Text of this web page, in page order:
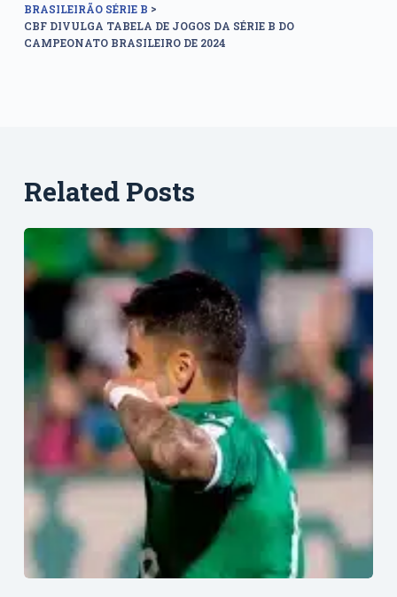
BRASILEIRÃO SÉRIE B >
CBF DIVULGA TABELA DE JOGOS DA SÉRIE B DO
CAMPEONATO BRASILEIRO DE 2024
Related Posts